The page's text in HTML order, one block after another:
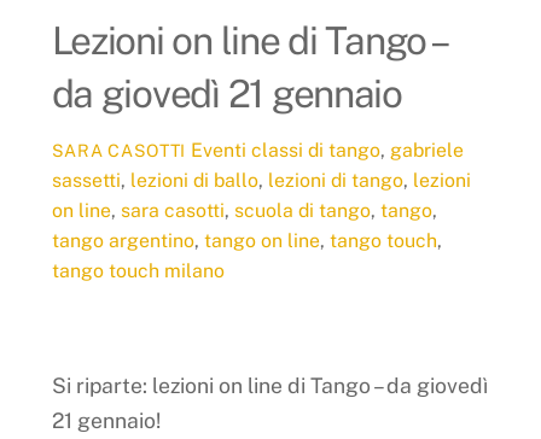
Lezioni on line di Tango –
da giovedì 21 gennaio
SARA CASOTTI Eventi classi di tango, gabriele
sassetti, lezioni di ballo, lezioni di tango, lezioni
on line, sara casotti, scuola di tango, tango,
tango argentino, tango on line, tango touch,
tango touch milano
Si riparte: lezioni on line di Tango – da giovedì
21 gennaio!